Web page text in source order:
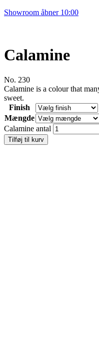
Showroom åbner 10:00
Calamine
No. 230
Calamine is a colour that
sweet.
Finish
Mængde
Calamine antal
Tilføj til kurv